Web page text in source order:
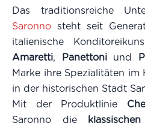
Das traditionsreiche
Saronno steht seit
italienische
Amaretti, Panettoniund
Marke ihre Spezialitäten im
in der historischen Stadt
Mit der Produktlinie
Saronno die